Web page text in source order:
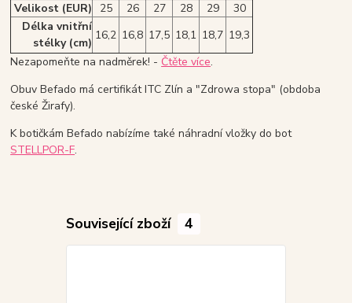
Velikost (EUR)
25 26 27 28 29
30
Délka vnitřní
stélky (cm)
16,2 16,8 17,5 18,1 18,7 19,3
Nezapomeňte na nadměrek! - Čtěte více.
Obuv Befado má certifikát ITC Zlín a "Zdrowa stopa" (obdoba
české Žirafy).
K botičkám Befado nabízíme také náhradní vložky do bot
STELLPOR-F.
Související zboží 4